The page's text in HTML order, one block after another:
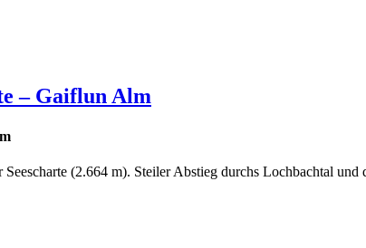
– Gaiflun Alm
(2.664 m). Steiler Abstieg durchs Lochbachtal